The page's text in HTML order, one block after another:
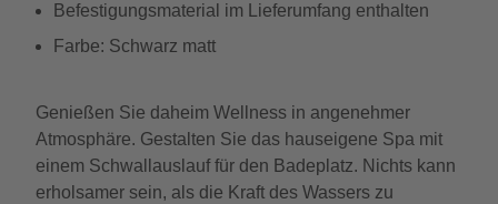
Befestigungsmaterial im Lieferumfang enthalten
Farbe: Schwarz matt
Genießen Sie daheim Wellness in angenehmer
Atmosphäre. Gestalten Sie das hauseigene Spa mit
einem Schwallauslauf für den Badeplatz. Nichts kann
erholsamer sein, als die Kraft des Wassers zu